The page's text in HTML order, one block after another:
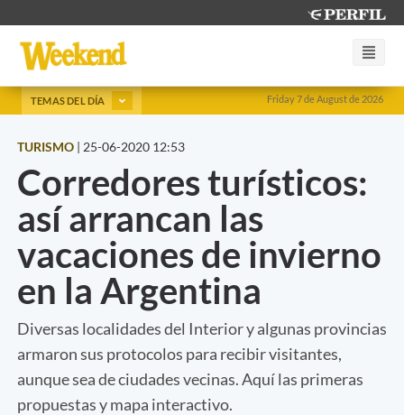
Friday 7 de August de 2026
TEMAS DEL DÍA
TURISMO | 25-06-2020 12:53
Corredores turísticos:
así arrancan las
vacaciones de invierno
en la Argentina
Diversas localidades del Interior y algunas provincias
armaron sus protocolos para recibir visitantes,
aunque sea de ciudades vecinas. Aquí las primeras
propuestas y mapa interactivo.